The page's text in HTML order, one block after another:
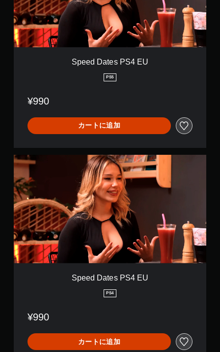
t
e
s
P
S
4
Speed Dates PS4 EU
PS5
¥990
カートに追加
S
p
e
e
d
D
a
t
e
s
P
S
4
Speed Dates PS4 EU
PS4
¥990
カートに追加